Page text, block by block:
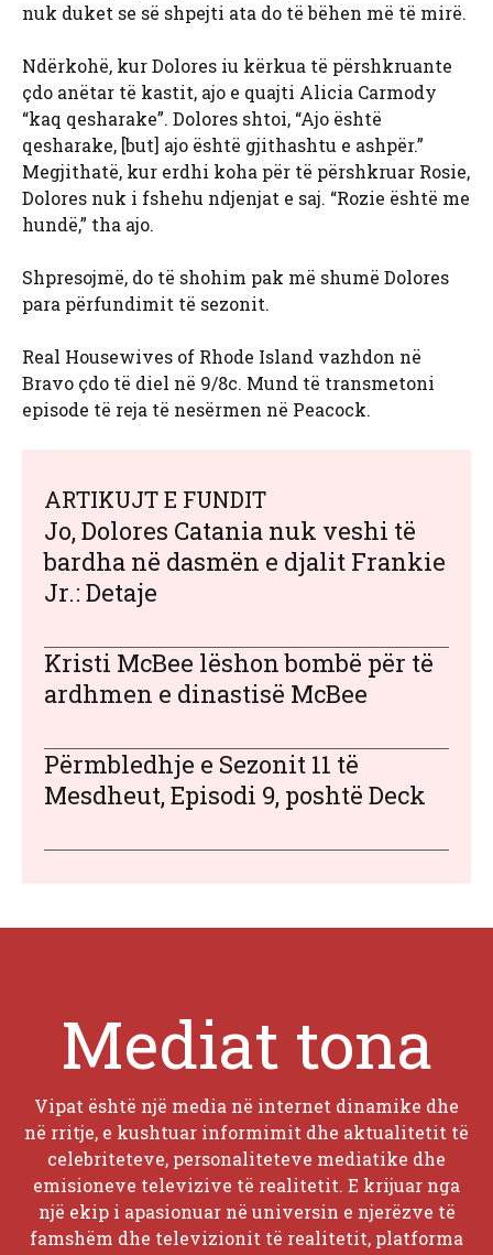
nuk duket se së shpejti ata do të bëhen më të mirë.
Ndërkohë, kur Dolores iu kërkua të përshkruante
çdo anëtar të kastit, ajo e quajti Alicia Carmody
“kaq qesharake”. Dolores shtoi, “Ajo është
qesharake, [but] ajo është gjithashtu e ashpër.”
Megjithatë, kur erdhi koha për të përshkruar Rosie,
Dolores nuk i fshehu ndjenjat e saj. “Rozie është me
hundë,” tha ajo.
Shpresojmë, do të shohim pak më shumë Dolores
para përfundimit të sezonit.
Real Housewives of Rhode Island vazhdon në
Bravo çdo të diel në 9/8c. Mund të transmetoni
episode të reja të nesërmen në Peacock.
ARTIKUJT E FUNDIT
Jo, Dolores Catania nuk veshi të
bardha në dasmën e djalit Frankie
Jr.: Detaje
Kristi McBee lëshon bombë për të
ardhmen e dinastisë McBee
Përmbledhje e Sezonit 11 të
Mesdheut, Episodi 9, poshtë Deck
Mediat tona
Vipat është një media në internet dinamike dhe
në rritje, e kushtuar informimit dhe aktualitetit të
celebriteteve, personaliteteve mediatike dhe
emisioneve televizive të realitetit. E krijuar nga
një ekip i apasionuar në universin e njerëzve të
famshëm dhe televizionit të realitetit, platforma